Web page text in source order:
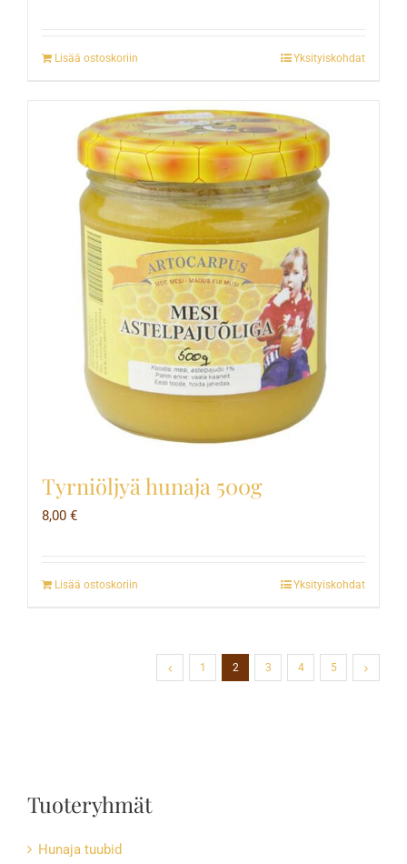
Lisää ostoskoriin Yksityiskohdat
Tyrniöljyä hunaja 500g
8,00 €
Lisää ostoskoriin Yksityiskohdat
1 2 3 4 5
Tuoteryhmät
Hunaja tuubid